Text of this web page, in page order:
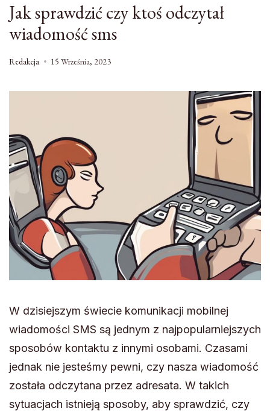
Jak sprawdzić czy ktoś odczytał
wiadomość sms
Redakcja 15 Września, 2023
W dzisiejszym świecie komunikacji mobilnej
wiadomości SMS są jednym z najpopularniejszych
sposobów kontaktu z innymi osobami. Czasami
jednak nie jesteśmy pewni, czy nasza wiadomość
została odczytana przez adresata. W takich
sytuacjach istnieją sposoby, aby sprawdzić, czy